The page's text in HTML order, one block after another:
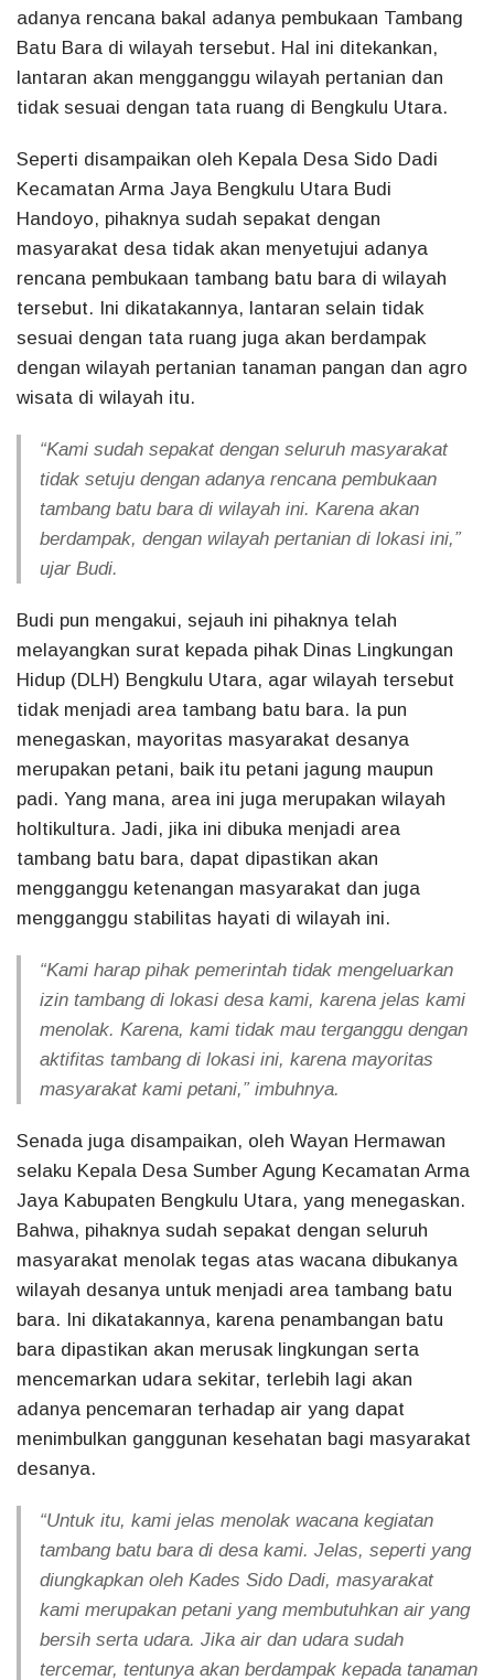
adanya rencana bakal adanya pembukaan Tambang
Batu Bara di wilayah tersebut. Hal ini ditekankan,
lantaran akan mengganggu wilayah pertanian dan
tidak sesuai dengan tata ruang di Bengkulu Utara.
Seperti disampaikan oleh Kepala Desa Sido Dadi
Kecamatan Arma Jaya Bengkulu Utara Budi
Handoyo, pihaknya sudah sepakat dengan
masyarakat desa tidak akan menyetujui adanya
rencana pembukaan tambang batu bara di wilayah
tersebut. Ini dikatakannya, lantaran selain tidak
sesuai dengan tata ruang juga akan berdampak
dengan wilayah pertanian tanaman pangan dan agro
wisata di wilayah itu.
“Kami sudah sepakat dengan seluruh masyarakat
tidak setuju dengan adanya rencana pembukaan
tambang batu bara di wilayah ini. Karena akan
berdampak, dengan wilayah pertanian di lokasi ini,”
ujar Budi.
Budi pun mengakui, sejauh ini pihaknya telah
melayangkan surat kepada pihak Dinas Lingkungan
Hidup (DLH) Bengkulu Utara, agar wilayah tersebut
tidak menjadi area tambang batu bara. Ia pun
menegaskan, mayoritas masyarakat desanya
merupakan petani, baik itu petani jagung maupun
padi. Yang mana, area ini juga merupakan wilayah
holtikultura. Jadi, jika ini dibuka menjadi area
tambang batu bara, dapat dipastikan akan
mengganggu ketenangan masyarakat dan juga
mengganggu stabilitas hayati di wilayah ini.
“Kami harap pihak pemerintah tidak mengeluarkan
izin tambang di lokasi desa kami, karena jelas kami
menolak. Karena, kami tidak mau terganggu dengan
aktifitas tambang di lokasi ini, karena mayoritas
masyarakat kami petani,” imbuhnya.
Senada juga disampaikan, oleh Wayan Hermawan
selaku Kepala Desa Sumber Agung Kecamatan Arma
Jaya Kabupaten Bengkulu Utara, yang menegaskan.
Bahwa, pihaknya sudah sepakat dengan seluruh
masyarakat menolak tegas atas wacana dibukanya
wilayah desanya untuk menjadi area tambang batu
bara. Ini dikatakannya, karena penambangan batu
bara dipastikan akan merusak lingkungan serta
mencemarkan udara sekitar, terlebih lagi akan
adanya pencemaran terhadap air yang dapat
menimbulkan ganggunan kesehatan bagi masyarakat
desanya.
“Untuk itu, kami jelas menolak wacana kegiatan
tambang batu bara di desa kami. Jelas, seperti yang
diungkapkan oleh Kades Sido Dadi, masyarakat
kami merupakan petani yang membutuhkan air yang
bersih serta udara. Jika air dan udara sudah
tercemar, tentunya akan berdampak kepada tanaman